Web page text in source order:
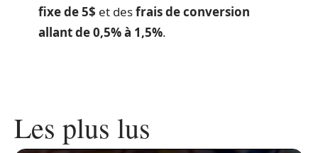
fixe de 5$ et desfrais de conversion
allant de 0,5% à 1,5%.
Les plus lus